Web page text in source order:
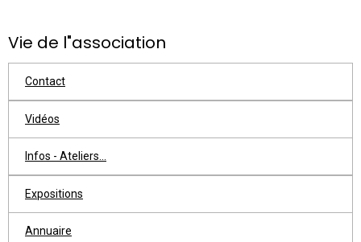
Vie de l"association
Contact
Vidéos
Infos - Ateliers...
Expositions
Annuaire